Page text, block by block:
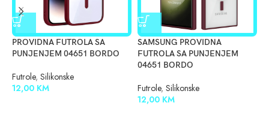
PROVIDNA FUTROLA SA
PUNJENJEM 04651 BORDO
Futrole, Silikonske
12,00 KM
SAMSUNG PROVIDNA
FUTROLA SA PUNJENJEM
04651 BORDO
Futrole, Silikonske
12,00 KM